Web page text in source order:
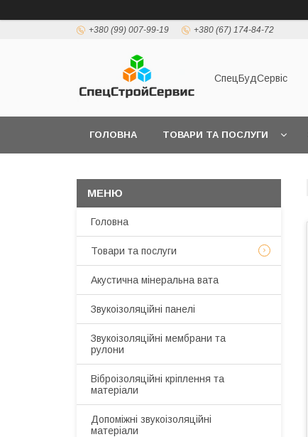
+380 (99) 007-99-19 +380 (67) 174-84-72
СпецБудСервіс
ГОЛОВНА ТОВАРИ ТА ПОСЛУГИ
Головна
Товари та послуги
Акустична мінеральна вата
Звукоізоляційні панелі
Звукоізоляційні мембрани та
рулони
Віброізоляційні кріплення та
матеріали
Допоміжні звукоізоляційні
матеріали